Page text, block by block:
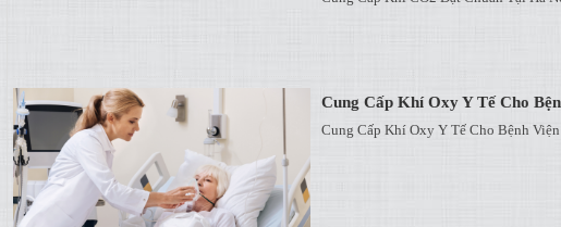
Cung Cấp Khí Oxy Y Tế Cho
Cung Cấp Khí Oxy Y Tế Cho Bệnh